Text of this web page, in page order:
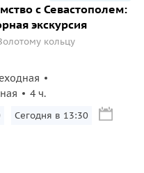
с Севастополем:
экскурсия
кольцу
4 ч.
Завтра в 13:30